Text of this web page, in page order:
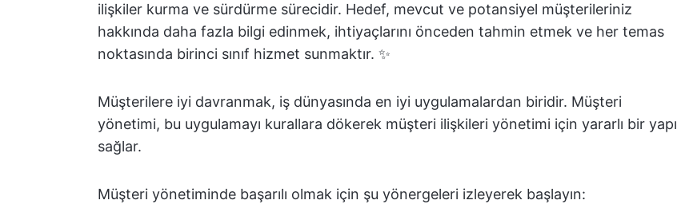
ilişkiler kurma ve sürdürme sürecidir. Hedef, mevcut ve potansiyel müşterileriniz
hakkında daha fazla bilgi edinmek, ihtiyaçlarını önceden tahmin etmek ve her temas
noktasında birinci sınıf hizmet sunmaktır. ✨
Müşterilere iyi davranmak, iş dünyasında en iyi uygulamalardan biridir. Müşteri
yönetimi, bu uygulamayı kurallara dökerek müşteri ilişkileri yönetimi için yararlı bir yapı
sağlar.
Müşteri yönetiminde başarılı olmak için şu yönergeleri izleyerek başlayın: